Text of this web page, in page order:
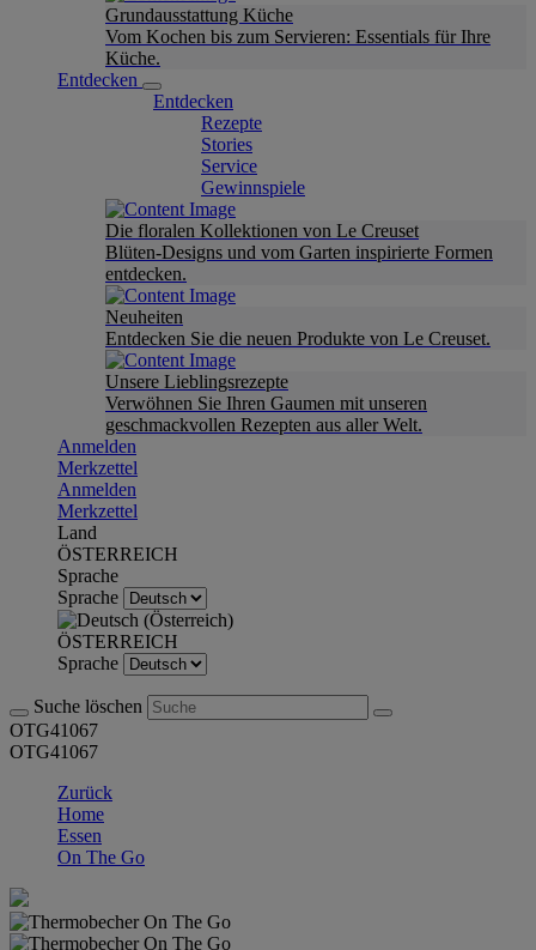
Grundausstattung Küche
Vom Kochen bis zum Servieren: Essentials für Ihre
Küche.
Entdecken
Entdecken
Rezepte
Stories
Service
Gewinnspiele
Die floralen Kollektionen von Le Creuset
Blüten-Designs und vom Garten inspirierte Formen
entdecken.
Neuheiten
Entdecken Sie die neuen Produkte von Le Creuset.
Unsere Lieblingsrezepte
Verwöhnen Sie Ihren Gaumen mit unseren
geschmackvollen Rezepten aus aller Welt.
Anmelden
Merkzettel
Anmelden
Merkzettel
Land
ÖSTERREICH
Sprache
Sprache
ÖSTERREICH
Sprache
Suche löschen
OTG41067
OTG41067
Zurück
Home
Essen
On The Go